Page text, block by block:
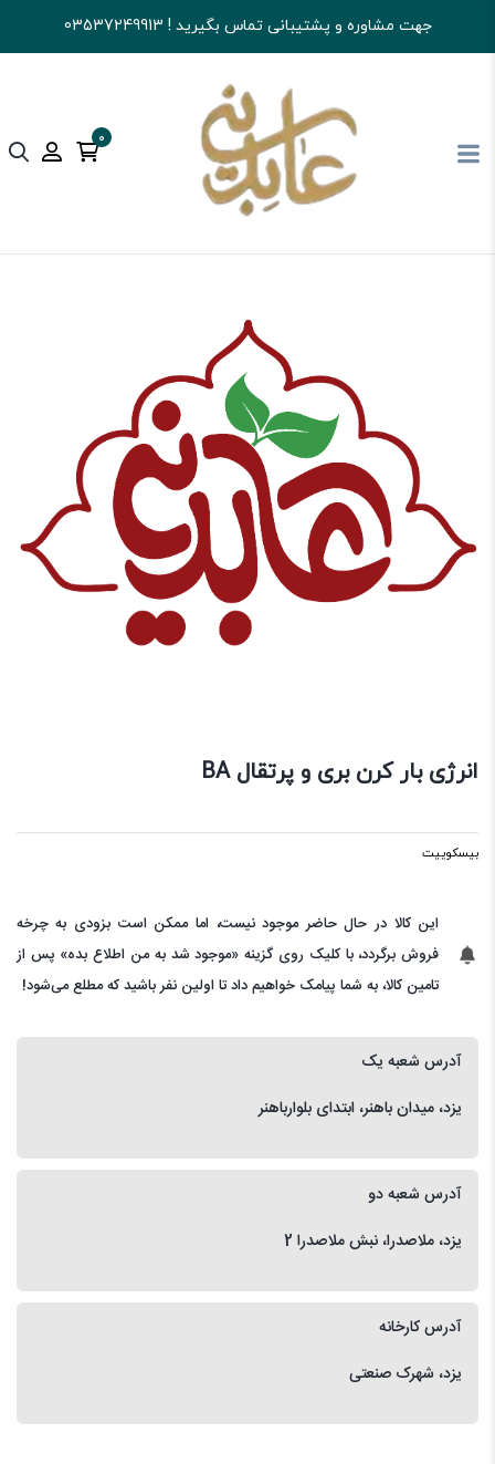
جهت مشاوره و پشتیبانی تماس بگیرید ! 03537249913
0
آجیل و خشکبار عابدینی تنقلات بیسکوییت
انرژی بار کرن بری و پرتقال BA
بیسکوییت
این کالا در حال حاضر موجود نیست، اما ممکن است بزودی به چرخه
فروش برگردد، با کلیک روی گزینه «موجود شد به من اطلاع بده» پس از
تامین کالا، به شما پیامک خواهیم داد تا اولین نفر باشید که مطلع می‌شود!
آدرس شعبه یک
یزد، میدان باهنر، ابتدای بلوارباهنر
آدرس شعبه دو
یزد، ملاصدرا، نبش ملاصدرا 2
آدرس کارخانه
یزد، شهرک صنعتی